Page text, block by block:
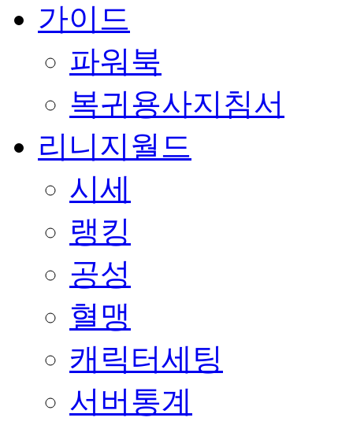
가이드
파워북
복귀용사지침서
리니지월드
시세
랭킹
공성
혈맹
캐릭터세팅
서버통계